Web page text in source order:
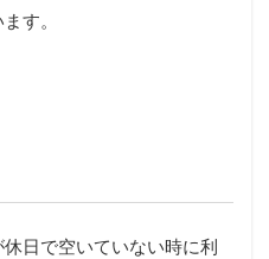
す。
日で空いていない時に利